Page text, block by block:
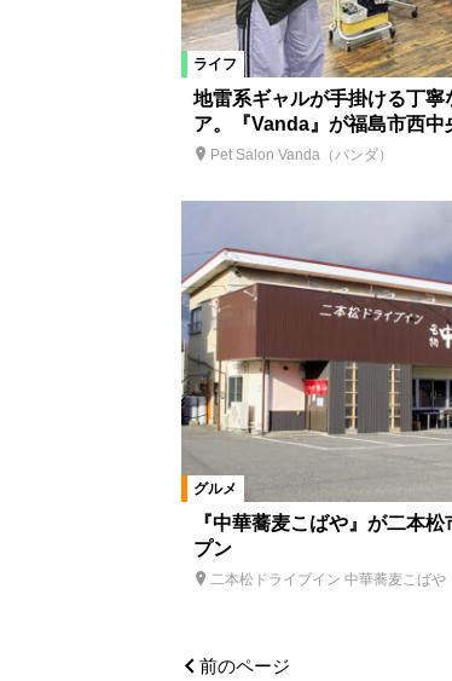
ライフ
地雷系ギャルが手掛ける丁寧
ア。『Vanda』が福島市西
Pet Salon Vanda（バンダ）
グルメ
『中華蕎麦こばや』が二本
プン
二本松ドライブイン 中華蕎麦こばや
前のページ